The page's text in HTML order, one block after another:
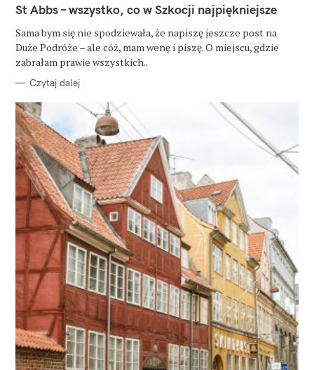
T
E
O
R
I
St Abbs – wszystko, co w Szkocji najpiękniejsze
Sama bym się nie spodziewała, że napiszę jeszcze post na
Duże Podróże – ale cóż, mam wenę i piszę. O miejscu, gdzie
zabrałam prawie wszystkich..
Czytaj dalej